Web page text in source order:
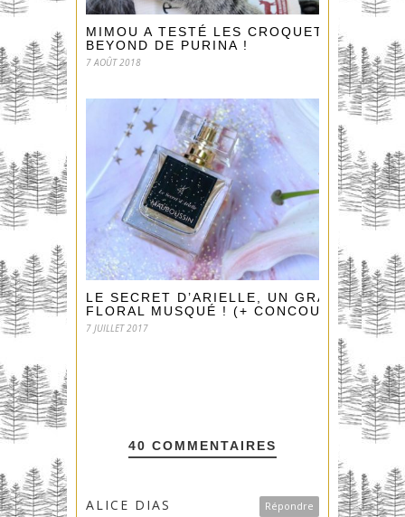
MIMOU A TESTÉ LES CROQUETTES
BEYOND DE PURINA !
7 AOÛT 2018
LE SECRET D’ARIELLE, UN GRAND
FLORAL MUSQUÉ ! (+ CONCOURS)
7 JUILLET 2017
40 COMMENTAIRES
Répondre
ALICE DIAS